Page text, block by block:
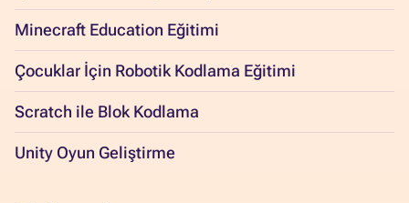
Minecraft Education Eğitimi
Çocuklar İçin Robotik Kodlama Eğitimi
Scratch ile Blok Kodlama
Unity Oyun Geliştirme